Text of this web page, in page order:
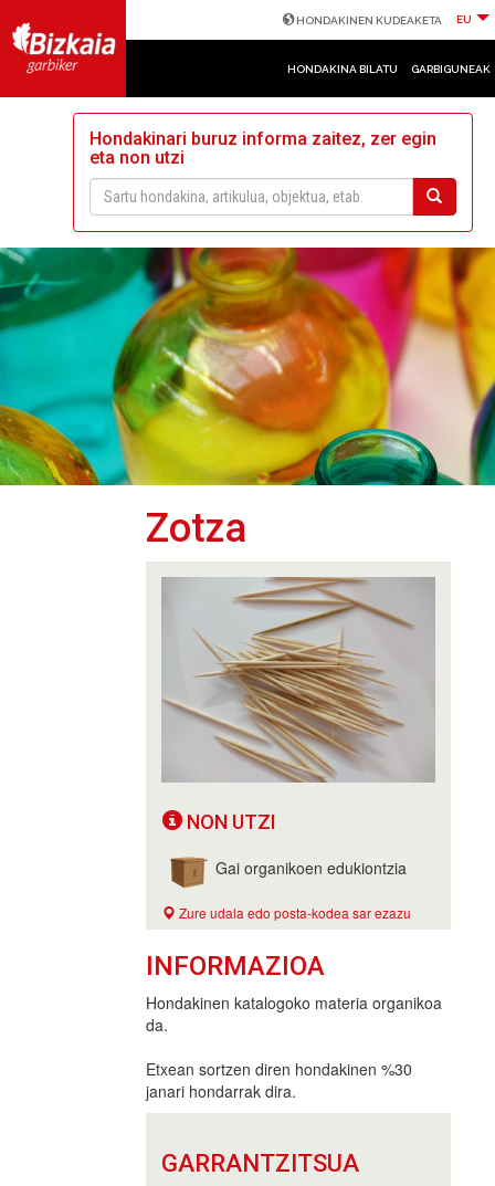
HONDAKINEN KUDEAKETA EU
HONDAKINA BILATU GARBIGUNEAK
Hondakinari buruz informa zaitez, zer egin
eta non utzi
Zotza
NON UTZI
Gai organikoen edukiontzia
Zure udala edo posta-kodea sar ezazu
INFORMAZIOA
Hondakinen katalogoko materia organikoa
da.
Etxean sortzen diren hondakinen %30
janari hondarrak dira.
GARRANTZITSUA